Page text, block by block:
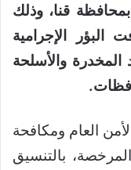
قنا، وذلك
الإجرامية
المخدرة والأسلحة
العام ومكافحة
بالتنسيق